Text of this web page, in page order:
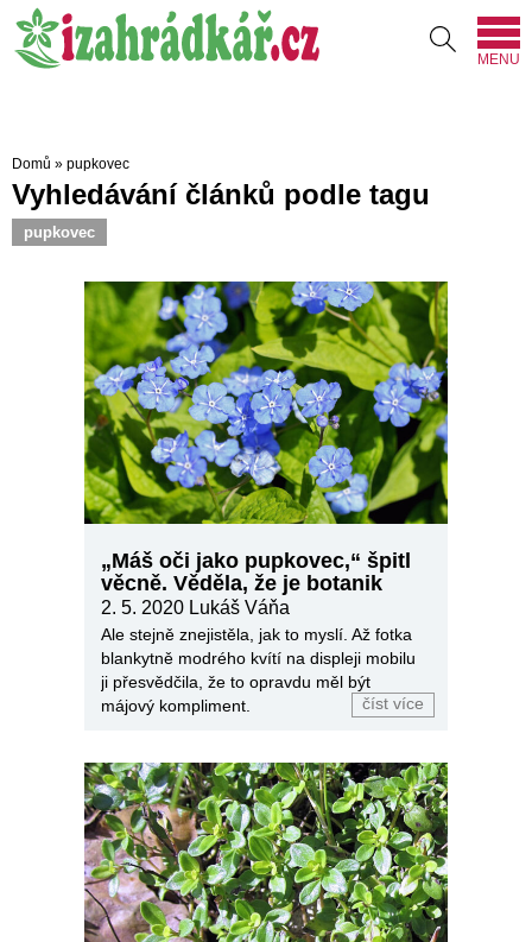
MENU
Domů » pupkovec
Vyhledávání článků podle tagu
pupkovec
„Máš oči jako pupkovec,“ špitl
věcně. Věděla, že je botanik
2. 5. 2020 Lukáš Váňa
Ale stejně znejistěla, jak to myslí. Až fotka
blankytně modrého kvítí na displeji mobilu
ji přesvědčila, že to opravdu měl být
májový kompliment.
číst více